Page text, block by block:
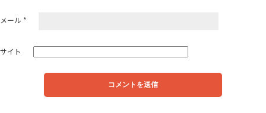
メール *
サイト